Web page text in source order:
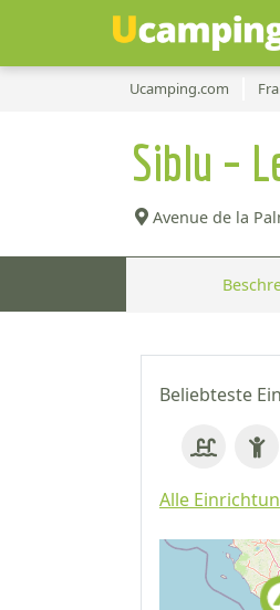
Ucamping.com
Siblu –
Avenue de la
Beliebteste
Alle